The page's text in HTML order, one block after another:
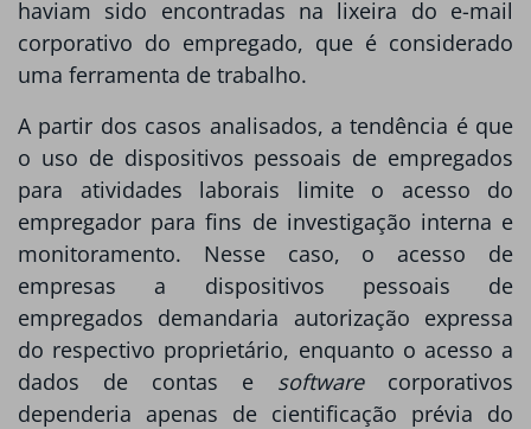
haviam sido encontradas na lixeira do e-mail
corporativo do empregado, que é considerado
uma ferramenta de trabalho.
A partir dos casos analisados, a tendência é que
o uso de dispositivos pessoais de empregados
para atividades laborais limite o acesso do
empregador para fins de investigação interna e
monitoramento. Nesse caso, o acesso de
empresas a dispositivos pessoais de
empregados demandaria autorização expressa
do respectivo proprietário, enquanto o acesso a
dados de contas e software corporativos
dependeria apenas de cientificação prévia do